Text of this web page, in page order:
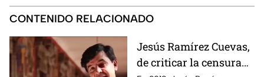
CONTENIDO RELACIONADO
Jesús Ramírez Cuevas,
de criticar la censura